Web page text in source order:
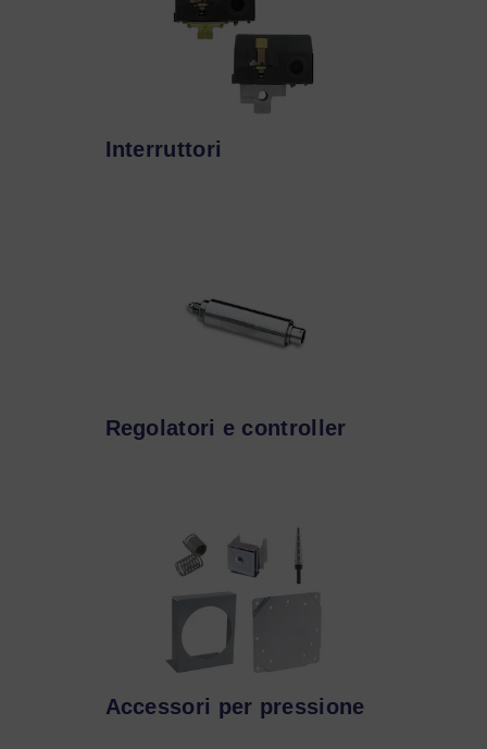
Interruttori
Regolatori e controller
Accessori per pressione